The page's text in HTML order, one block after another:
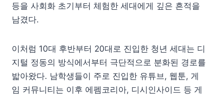
등을 사회화 초기부터 체험한 세대에게 깊은 흔적을
남겼다.
이처럼 10대 후반부터 20대로 진입한 청년 세대는 디
지털 정동의 방식에서부터 극단적으로 분화된 경로를
밟아왔다. 남학생들이 주로 진입한 유튜브, 웹툰, 게
임 커뮤니티는 이후 에펨코리아, 디시인사이드 등 게